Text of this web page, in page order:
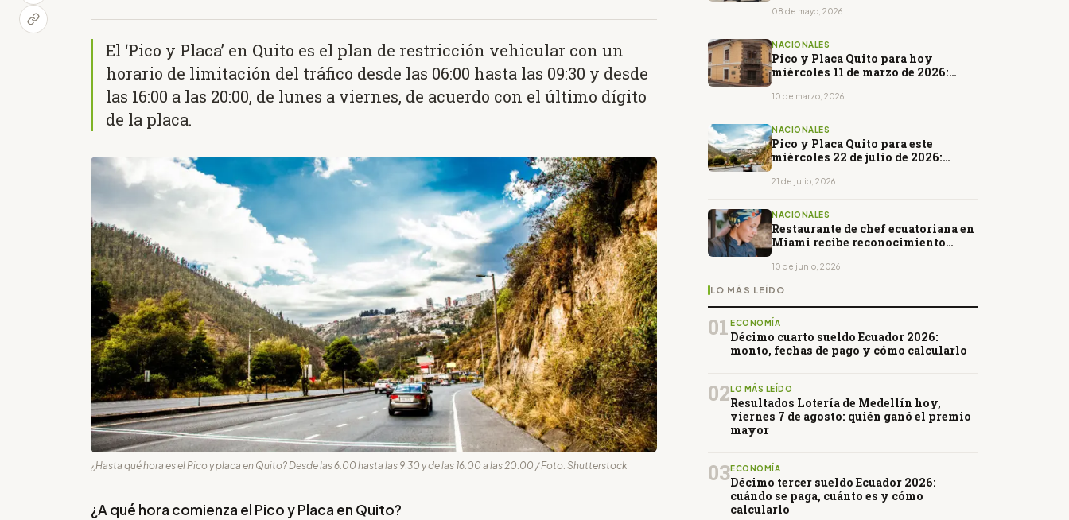
El ‘Pico y Placa’ en Quito es el plan de restricción vehicular con un
horario de limitación del tráfico desde las 06:00 hasta las 09:30 y desde
las 16:00 a las 20:00, de lunes a viernes, de acuerdo con el último dígito
de la placa.
¿Hasta qué hora es el Pico y placa en Quito? Desde las 6:00 hasta las 9:30 y de las 16:00 a las 20:00 / Foto: Shutterstock
¿A qué hora comienza el Pico y Placa en Quito?
08 de mayo, 2026
NACIONALES
Pico y Placa Quito para hoy
miércoles 11 de marzo de 2026:
10 de marzo, 2026
NACIONALES
Pico y Placa Quito para este
miércoles 22 de julio de 2026:
21 de julio, 2026
NACIONALES
Restaurante de chef ecuatoriana en
Miami recibe reconocimiento
10 de junio, 2026
LO MÁS LEÍDO
01 ECONOMÍA
Décimo cuarto sueldo Ecuador 2026:
monto, fechas de pago y cómo calcularlo
02 LO MÁS LEÍDO
Resultados Lotería de Medellín hoy,
viernes 7 de agosto: quién ganó el premio
mayor
03ECONOMÍA
Décimo tercer sueldo Ecuador 2026:
cuándo se paga, cuánto es y cómo
calcularlo